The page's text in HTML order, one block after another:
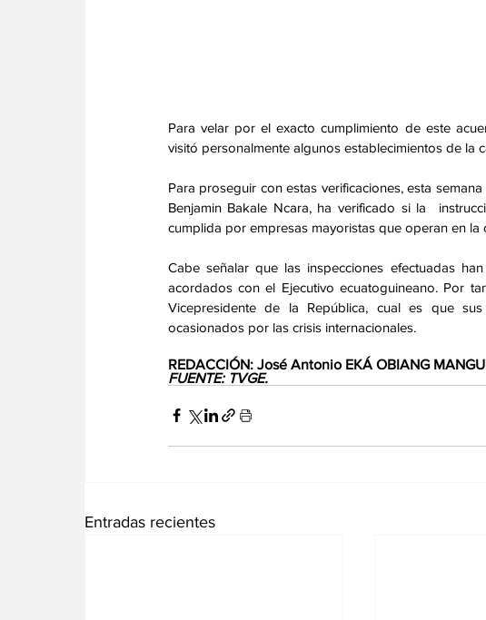
Para velar por el exacto cumplimiento de este
visitó personalmente algunos establecimientos de la
Para proseguir con estas verificaciones, esta
Benjamin Bakale Ncara, ha verificado si la
cumplida por empresas mayoristas que operan en la
Cabe señalar que las inspecciones efectuadas
acordados con el Ejecutivo ecuatoguineano. Por
Vicepresidente de la República, cual es que
ocasionados por las crisis internacionales.
REDACCIÓN: José Antonio EKÁ OBIANG
FUENTE: TVGE.
Entradas recientes